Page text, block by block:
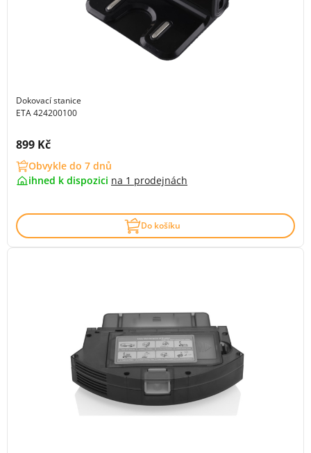
Dokovací stanice
ETA 424200100
Cena s DPH:
899 Kč
Obvykle do 7 dnů
ihned k dispozici na 1 prodejnách
Do košíku